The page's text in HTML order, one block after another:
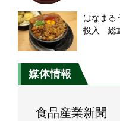
はなまる
投入 総
媒体情報
食品産業新聞